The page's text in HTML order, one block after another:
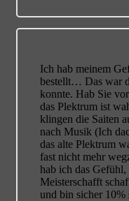
Ich hab meinem
bestellt… Das war
konnte. Hab Sie
das Plektrum ist
klingen die Saiten
nach Musik (Ich
das alte Plektrum
fast nicht mehr
hab ich das
Meisterschafft
und bin sicher